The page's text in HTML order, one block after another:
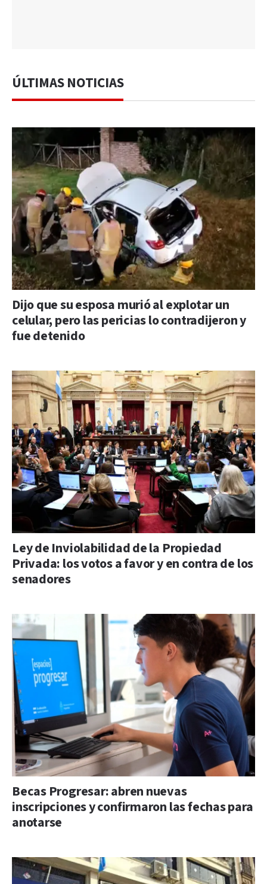
ÚLTIMAS NOTICIAS
Dijo que su esposa murió al explotar un
celular, pero las pericias lo contradijeron y
fue detenido
Ley de Inviolabilidad de la Propiedad
Privada: los votos a favor y en contra de los
senadores
Becas Progresar: abren nuevas
inscripciones y confirmaron las fechas para
anotarse